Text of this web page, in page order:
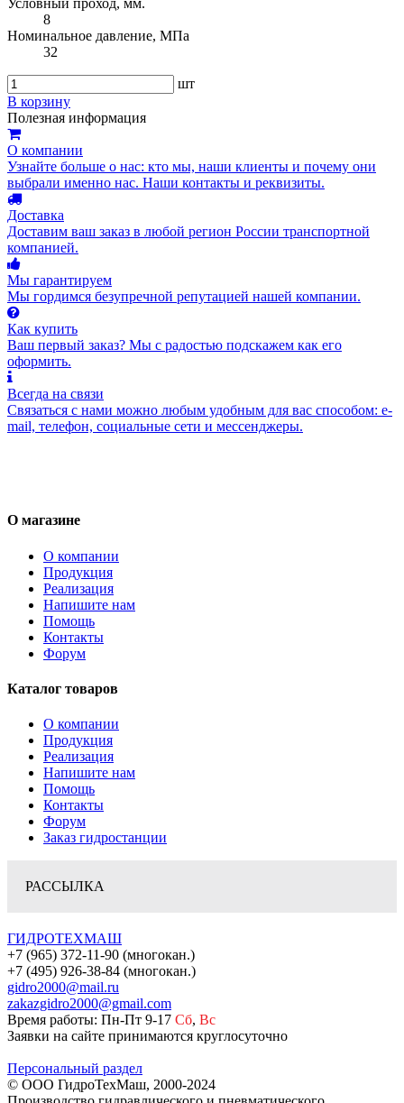
Условный проход, мм.
8
Номинальное давление, МПа
32
шт
В корзину
Полезная информация
О компании
Узнайте больше о нас: кто мы, наши клиенты и почему они
выбрали именно нас. Наши контакты и реквизиты.
Доставка
Доставим ваш заказ в любой регион России транспортной
компанией.
Мы гарантируем
Мы гордимся безупречной репутацией нашей компании.
Как купить
Ваш первый заказ? Мы с радостью подскажем как его
оформить.
Всегда на связи
Связаться с нами можно любым удобным для вас способом: e-
mail, телефон, социальные сети и мессенджеры.
О магазине
О компании
Продукция
Реализация
Напишите нам
Помощь
Контакты
Форум
Каталог товаров
О компании
Продукция
Реализация
Напишите нам
Помощь
Контакты
Форум
Заказ гидростанции
РАССЫЛКА
ГИДРОТЕХМАШ
+7 (965) 372-11-90 (многокан.)
+7 (495) 926-38-84 (многокан.)
gidro2000@mail.ru
zakazgidro2000@gmail.com
Время работы: Пн-Пт 9-17 Сб, Вс
Заявки на сайте принимаются круглосуточно
Персональный раздел
© ООО ГидроТехМаш, 2000-2024